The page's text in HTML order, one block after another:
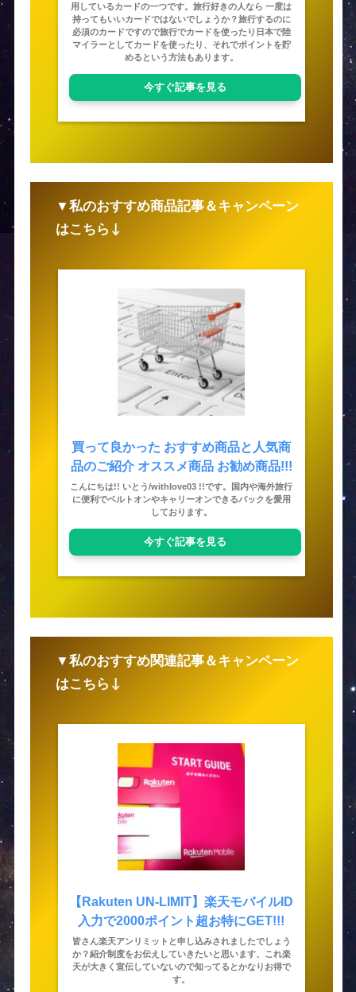
用しているカードの一つです。旅行好きの人なら 一度は
持ってもいいカードではないでしょうか？旅行するのに
必須のカードですので旅行でカードを使ったり日本で陸
マイラーとしてカードを使ったり、それでポイントを貯
めるという方法もあります。
今すぐ記事を見る
▼私のおすすめ商品記事＆キャンペーン
はこちら↓
買って良かった おすすめ商品と人気商
品のご紹介 オススメ商品 お勧め商品!!!
こんにちは!! いとう/withlove03 !!です。国内や海外旅行
に便利でベルトオンやキャリーオンできるバックを愛用
しております。
今すぐ記事を見る
▼私のおすすめ関連記事＆キャンペーン
はこちら↓
【Rakuten UN-LIMIT】楽天モバイルID
入力で2000ポイント超お特にGET!!!
皆さん楽天アンリミットと申し込みされましたでしょう
か？紹介制度をお伝えしていきたいと思います、これ楽
天が大きく宣伝していないので知ってるとかなりお得で
す。